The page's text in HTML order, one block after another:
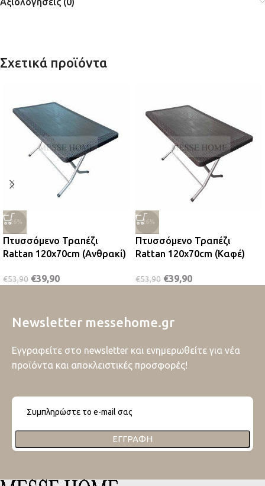
Σχετικά προϊόντα
-26%
Πτυσσόμενο Τραπέζι
Rattan 120x70cm (Ανθρακί)
€53,90 €39,90
-26%
Πτυσσόμενο Τραπέζι
Rattan 120x70cm (Καφέ)
€53,90 €39,90
Newsletter messehome.gr
Εγγραφείτε στο newsletter και ενημερωθείτε για νέα
προϊόντα και αποκλειστικές προσφορές!
ΕΓΓΡΑΦΉ